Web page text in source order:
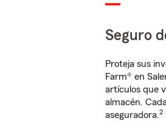
Seguro
Proteja sus
Farm® en
artículos que
almacén.
aseguradora.2